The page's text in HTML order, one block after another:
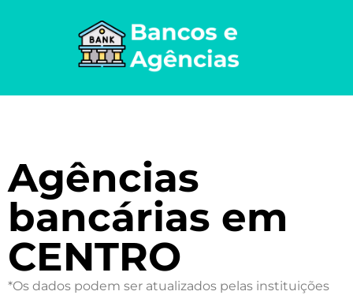
Agências
bancárias em
CENTRO
*Os dados podem ser atualizados pelas instituições